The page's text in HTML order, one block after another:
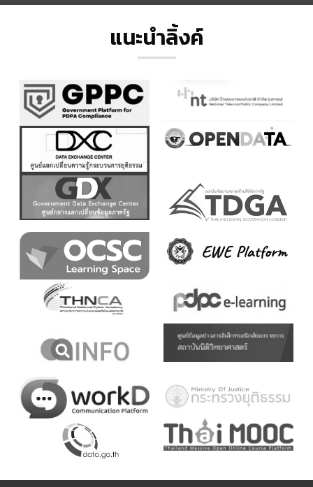
แนะนำลิ้งค์